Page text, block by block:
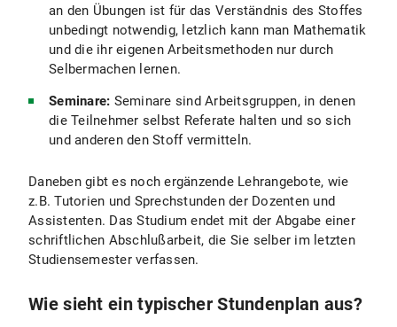
an den Übungen ist für das Verständnis des Stoffes
unbedingt notwendig, letzlich kann man Mathematik
und die ihr eigenen Arbeitsmethoden nur durch
Selbermachen lernen.
Seminare: Seminare sind Arbeitsgruppen, in denen
die Teilnehmer selbst Referate halten und so sich
und anderen den Stoff vermitteln.
Daneben gibt es noch ergänzende Lehrangebote, wie
z.B. Tutorien und Sprechstunden der Dozenten und
Assistenten. Das Studium endet mit der Abgabe einer
schriftlichen Abschlußarbeit, die Sie selber im letzten
Studiensemester verfassen.
Wie sieht ein typischer Stundenplan aus?